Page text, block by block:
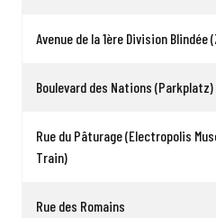
Avenue de la 1ère Division Blindée
Boulevard des Nations (Parkplatz)
Rue du Pâturage (Electropolis
Train)
Rue des Romains